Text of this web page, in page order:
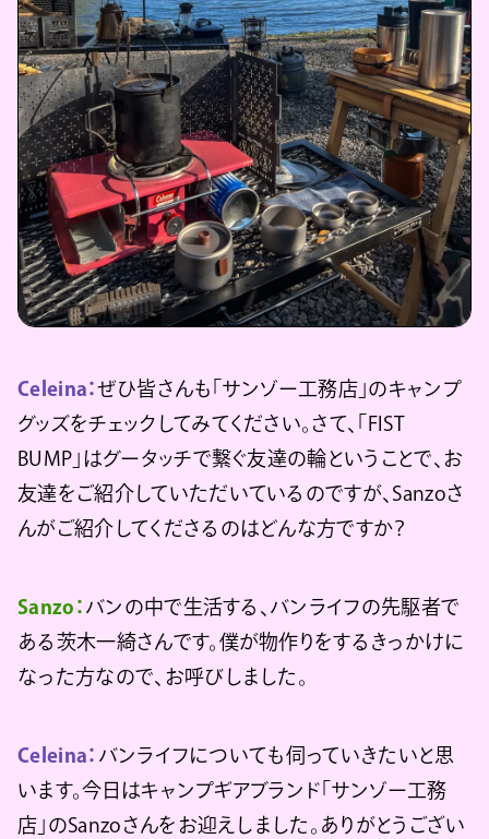
Celeina：ぜひ皆さんも「サンゾー工務店」のキャンプ
グッズをチェックしてみてください。さて、「FIST
BUMP」はグータッチで繋ぐ友達の輪ということで、お
友達をご紹介していただいているのですが、Sanzoさ
んがご紹介してくださるのはどんな方ですか？
Sanzo： バンの中で生活する、バンライフの先駆者で
ある茨木一綺さんです。僕が物作りをするきっかけに
なった方なので、お呼びしました。
Celeina： バンライフについても伺っていきたいと思
います。今日はキャンプギアブランド「サンゾー工務
店」のSanzoさんをお迎えしました。ありがとうござい